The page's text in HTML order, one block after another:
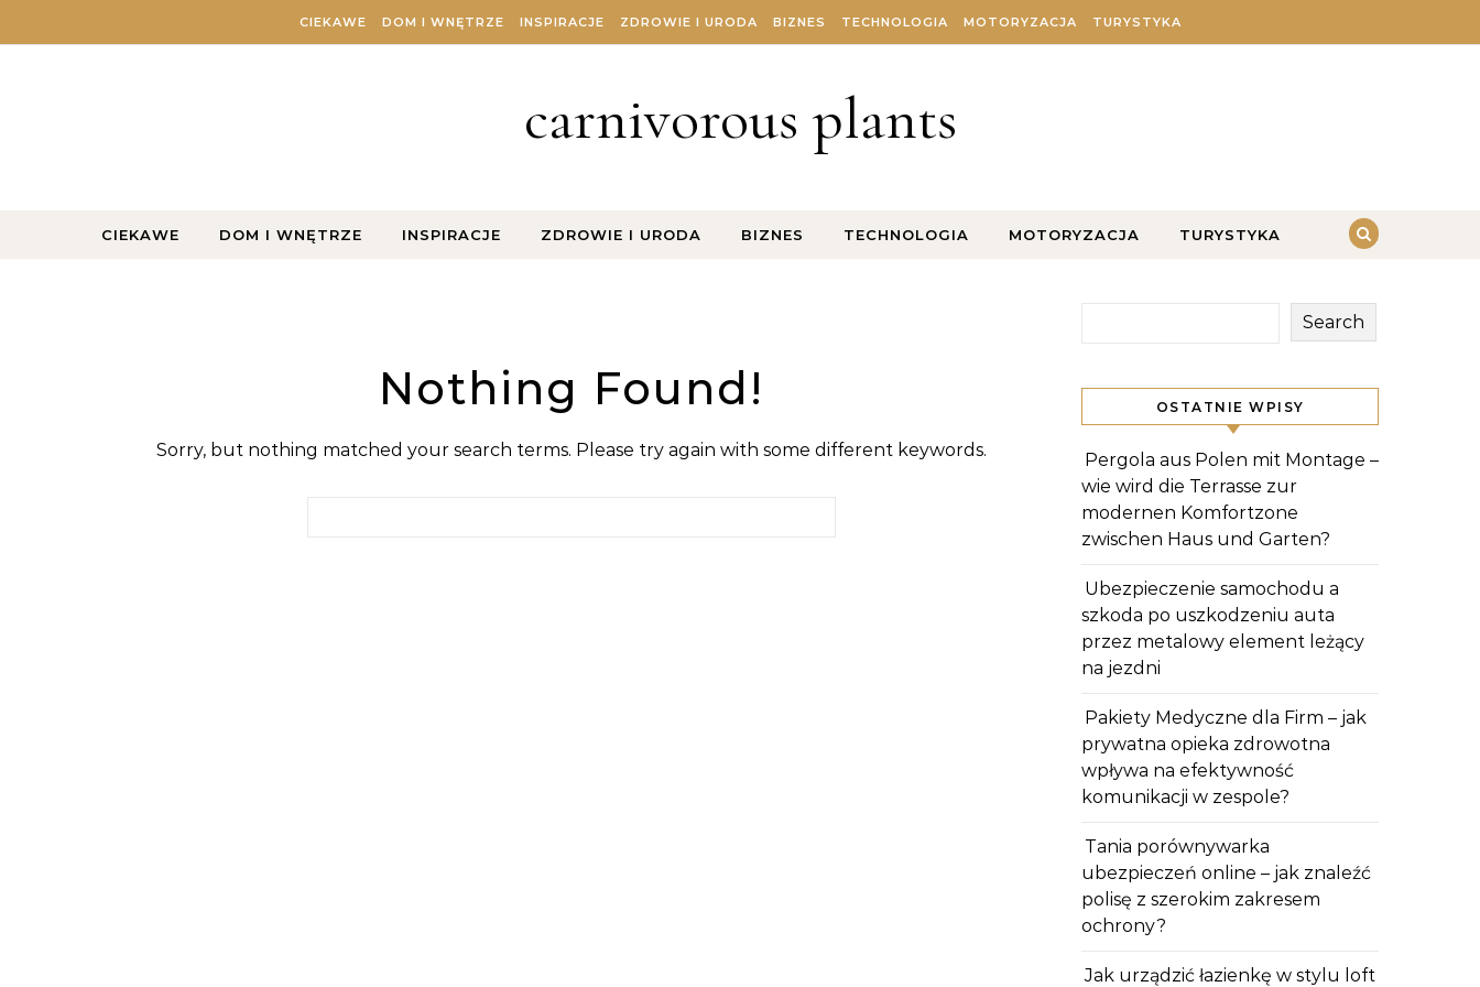
CIEKAWE DOM I WNĘTRZE INSPIRACJE ZDROWIE I URODA BIZNES TECHNOLOGIA MOTORYZACJA TURYSTYKA
carnivorous plants
CIEKAWE DOM I WNĘTRZE INSPIRACJE ZDROWIE I URODA BIZNES TECHNOLOGIA MOTORYZACJA TURYSTYKA
Nothing Found!
Sorry, but nothing matched your search terms. Please try again with some different keywords.
Search
OSTATNIE WPISY
Pergola aus Polen mit Montage –
wie wird die Terrasse zur
modernen Komfortzone
zwischen Haus und Garten?
Ubezpieczenie samochodu a
szkoda po uszkodzeniu auta
przez metalowy element leżący
na jezdni
Pakiety Medyczne dla Firm – jak
prywatna opieka zdrowotna
wpływa na efektywność
komunikacji w zespole?
Tania porównywarka
ubezpieczeń online – jak znaleźć
polisę z szerokim zakresem
ochrony?
Jak urządzić łazienkę w stylu loft